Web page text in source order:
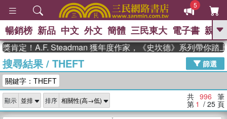
5
GO
高希均教授回憶錄
、 The Odyssey 、 父親節 、 如果歷
獎 臺灣漫遊錄 、 方念華 、 台灣的李
登輝時代
數學女孩：黎曼猜想 、
偉大的迷走神經
暢銷榜 新品 中文 外文 簡體 三民東大 電子書 親子
A.F. Steadman 獲年度作家，《史坎德》系列帶你踏上熱血
搜尋結果/ THEFT
篩選
關鍵字：THEFT
顯示 排序 共 996 筆
第 1 / 25 頁